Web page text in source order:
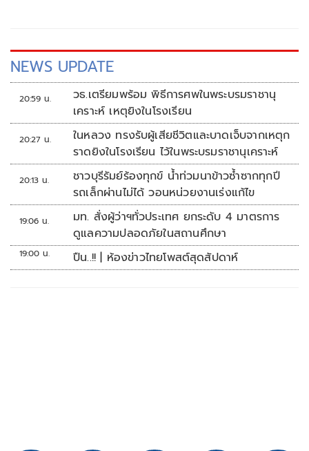
NEWS UPDATE
20:59 น.
วธ.เตรียมพร้อม พิธีการศพในพระบรมราชานุ
เคราะห์ เหตุยิงในโรงเรียน
20:27 น.
ในหลวง ทรงรับผู้เสียชีวิตและบาดเจ็บจากเหตุก
ราดยิงในโรงเรียน ไว้ในพระบรมราชานุเคราะห์
20:13 น.
ชาวบุรีรัมย์ร้องทุกข์ น้ำท่วมนาข้าวซ้ำซากทุกปี
รถเล็กผ่านไม่ได้ วอนหน่วยงานเร่งแก้ไข
19:06 น.
มท. สั่งผู้ว่าฯทั่วประเทศ ยกระดับ 4 มาตรการ
ดูแลความปลอดภัยในสถานศึกษา
19:00 น. ปืน..!! | ห้องข่าวไทยโพสต์สุดสัปดาห์